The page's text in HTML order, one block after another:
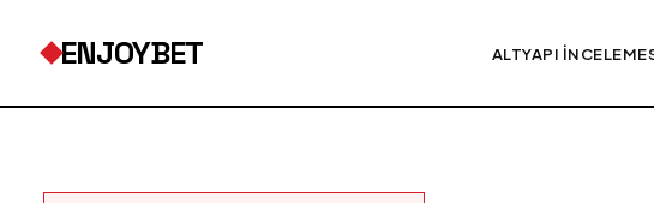
ENJOYBET ALTYAPI